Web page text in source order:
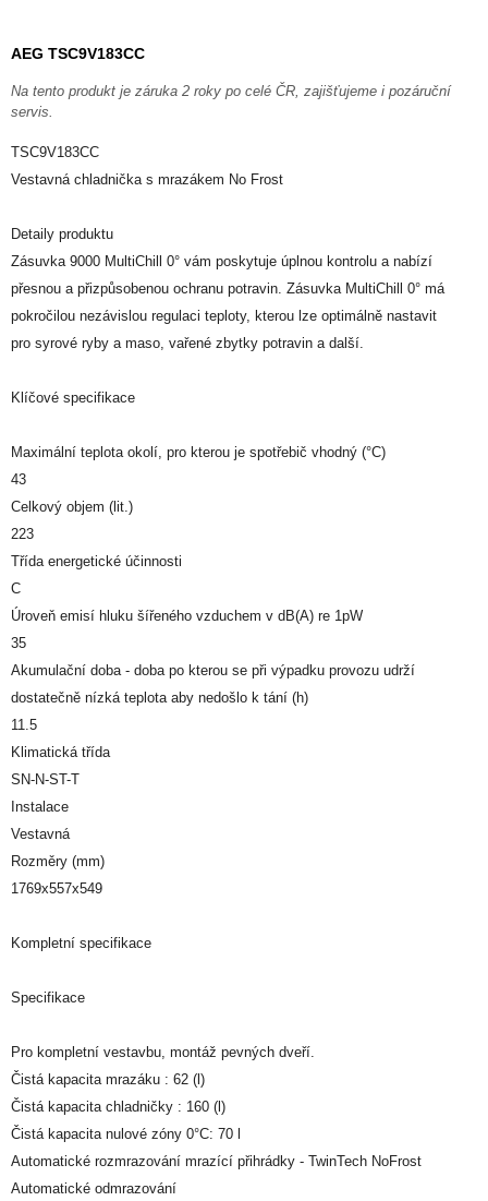
AEG TSC9V183CC
Na tento produkt je záruka 2 roky po celé ČR, zajišťujeme i pozáruční
servis.
TSC9V183CC
Vestavná chladnička s mrazákem No Frost
Detaily produktu
Zásuvka 9000 MultiChill 0° vám poskytuje úplnou kontrolu a nabízí
přesnou a přizpůsobenou ochranu potravin. Zásuvka MultiChill 0° má
pokročilou nezávislou regulaci teploty, kterou lze optimálně nastavit
pro syrové ryby a maso, vařené zbytky potravin a další.
Klíčové specifikace
Maximální teplota okolí, pro kterou je spotřebič vhodný (°C)
43
Celkový objem (lit.)
223
Třída energetické účinnosti
C
Úroveň emisí hluku šířeného vzduchem v dB(A) re 1pW
35
Akumulační doba - doba po kterou se při výpadku provozu udrží
dostatečně nízká teplota aby nedošlo k tání (h)
11.5
Klimatická třída
SN-N-ST-T
Instalace
Vestavná
Rozměry (mm)
1769x557x549
Kompletní specifikace
Specifikace
Pro kompletní vestavbu, montáž pevných dveří.
Čistá kapacita mrazáku : 62 (l)
Čistá kapacita chladničky : 160 (l)
Čistá kapacita nulové zóny 0°C: 70 l
Automatické rozmrazování mrazící přihrádky - TwinTech NoFrost
Automatické odmrazování